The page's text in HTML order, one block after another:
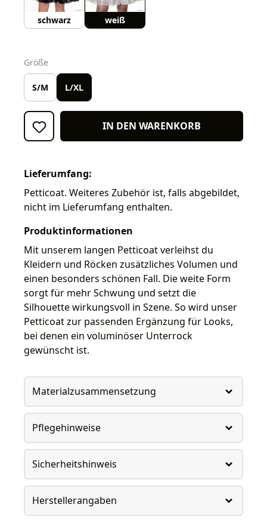
schwarz weiß
Größe
S/M L/XL
IN DEN WARENKORB
Lieferumfang:
Petticoat. Weiteres Zubehör ist, falls abgebildet,
nicht im Lieferumfang enthalten.
Produktinformationen
Mit unserem langen Petticoat verleihst du
Kleidern und Röcken zusätzliches Volumen und
einen besonders schönen Fall. Die weite Form
sorgt für mehr Schwung und setzt die
Silhouette wirkungsvoll in Szene. So wird unser
Petticoat zur passenden Ergänzung für Looks,
bei denen ein voluminöser Unterrock
gewünscht ist.
Materialzusammensetzung
Pflegehinweise
Sicherheitshinweis
Herstellerangaben